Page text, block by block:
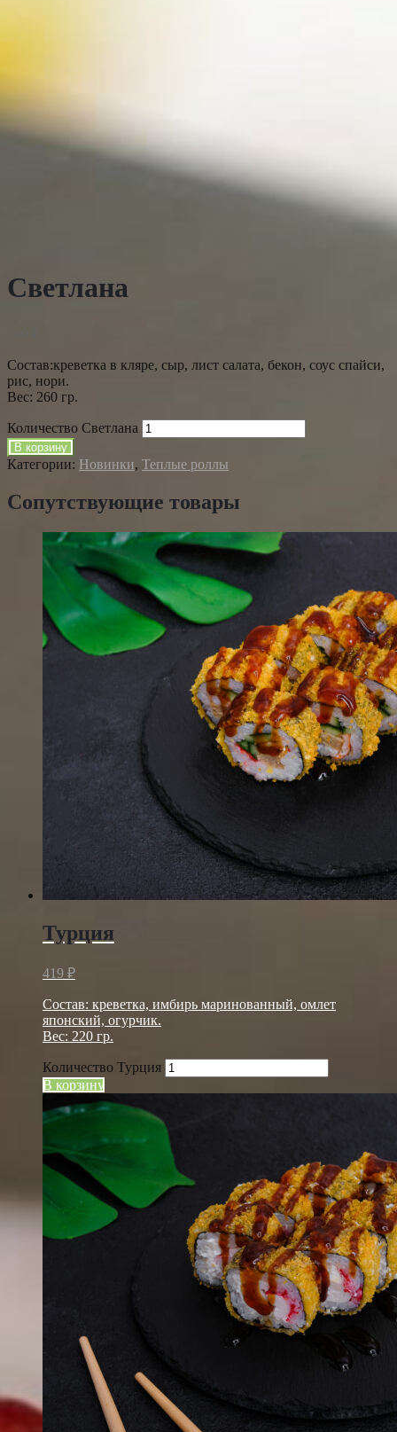
Светлана
Состав:креветка в кляре, сыр, лист салата, бекон, соус спайси,
рис, нори.
Вес: 260 гр.
Количество Светлана
В корзину
Категории: Новинки, Теплые роллы
Сопутствующие товары
Турция
419 ₽
Состав: креветка, имбирь маринованный, омлет
японский, огурчик.
Вес: 220 гр.
Количество Турция
В корзину